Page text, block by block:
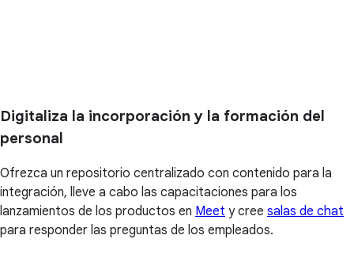
Digitaliza la incorporación y la formación del
personal
Ofrezca un repositorio centralizado con contenido para la
integración, lleve a cabo las capacitaciones para los
lanzamientos de los productos en Meet y cree salas de chat
para responder las preguntas de los empleados.